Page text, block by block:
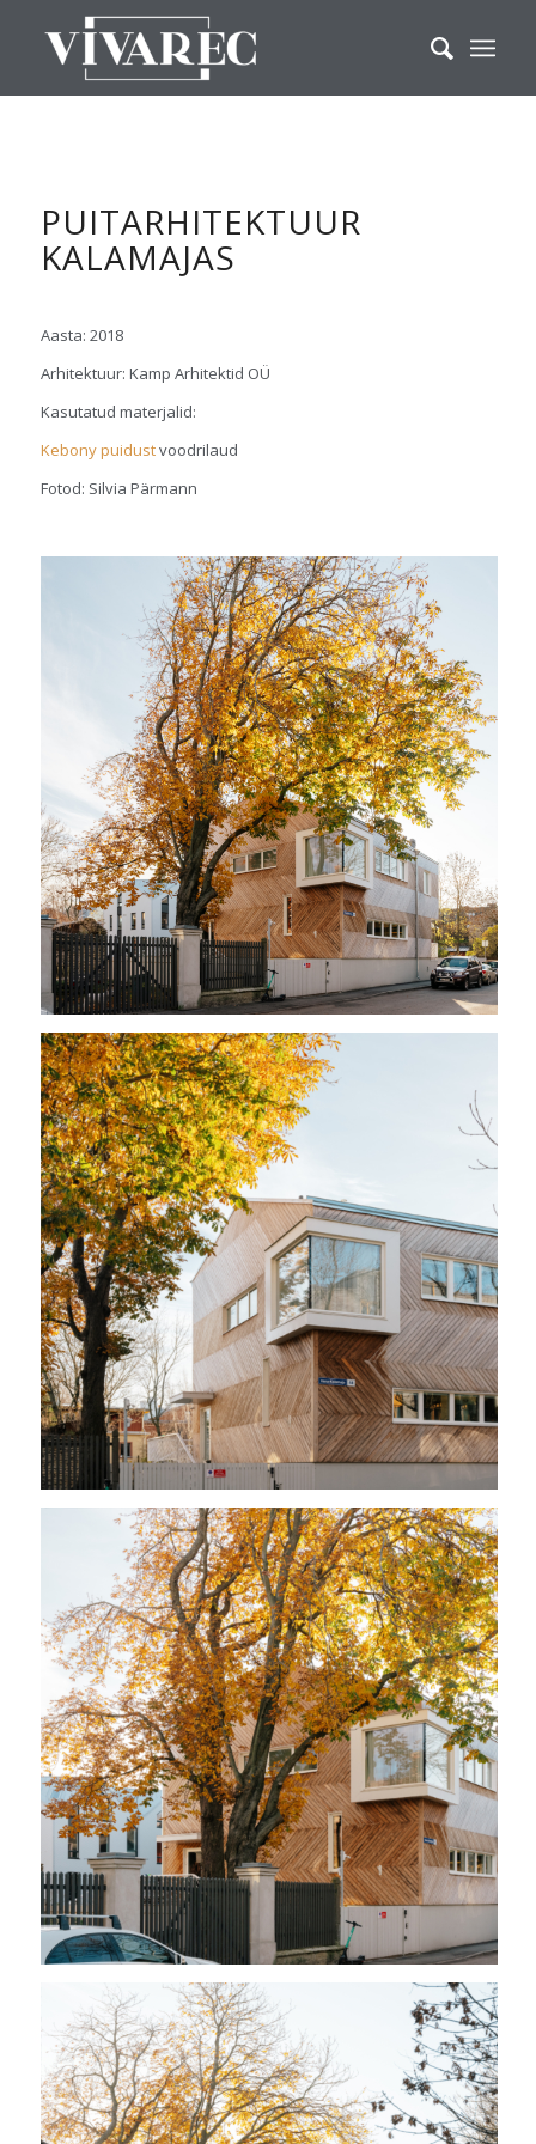
PUITARHITEKTUUR
KALAMAJAS
Aasta: 2018
Arhitektuur: Kamp Arhitektid OÜ
Kasutatud materjalid:
Kebony puidustvoodrilaud
Fotod: Silvia Pärmann